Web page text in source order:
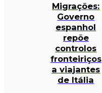
Migrações:
Governo
espanhol
repõe
controlos
fronteiriços
a viajantes
de Itália